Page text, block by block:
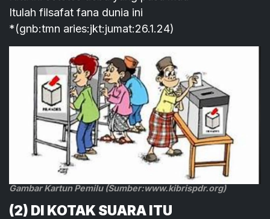
Itulah filsafat fana dunia ini
*(gnb:tmn aries:jkt:jumat:26.1.24)
Gambar Kartun Pemilu (Sumber:www.kibrispdr.org)
(2) DI KOTAK SUARA ITU